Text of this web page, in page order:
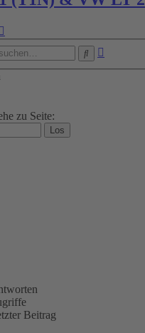
zu Seite:
Beitrag